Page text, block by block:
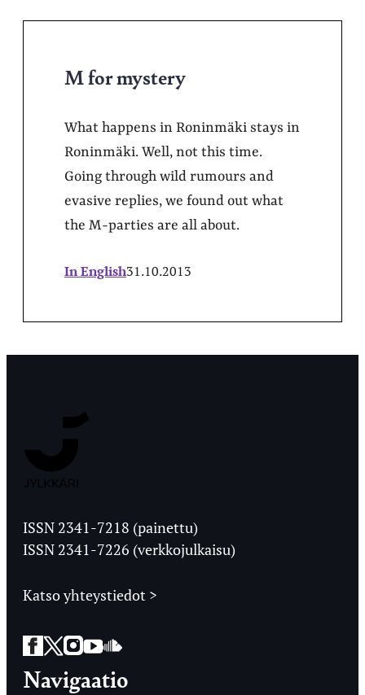
M for mystery
What happens in Roninmäki stays in
Roninmäki. Well, not this time.
Going through wild rumours and
evasive replies, we found out what
the M-parties are all about.
In English31.10.2013
Ylioppilaslehti
ISSN 2341-7218 (painettu)
ISSN 2341-7226 (verkkojulkaisu)
Katso yhteystiedot >
Facebook
Twitter
Instagram
YouTube
SoundCloud
Navigaatio